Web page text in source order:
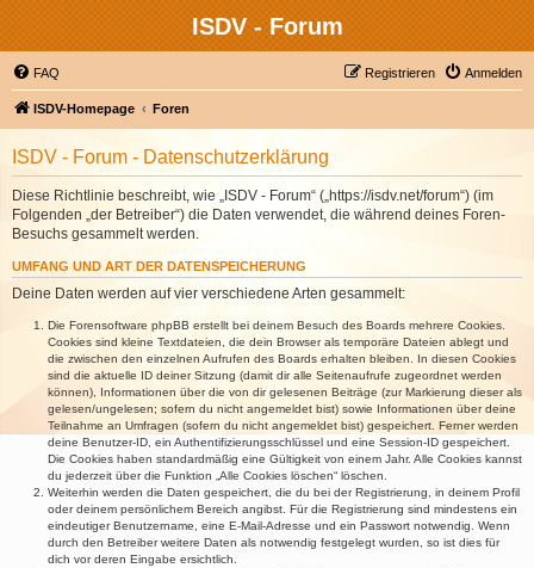
ISDV - Forum
FAQ Anmelden
Registrieren
ISDV-Homepage Foren
ISDV - Forum - Datenschutzerklärung
Diese Richtlinie beschreibt, wie „ISDV - Forum“ („https://isdv.net/forum“) (im
Folgenden „der Betreiber“) die Daten verwendet, die während deines Foren-
Besuchs gesammelt werden.
UMFANG UND ART DER DATENSPEICHERUNG
Deine Daten werden auf vier verschiedene Arten gesammelt:
Die Forensoftware phpBB erstellt bei deinem Besuch des Boards mehrere Cookies.
Cookies sind kleine Textdateien, die dein Browser als temporäre Dateien ablegt und
die zwischen den einzelnen Aufrufen des Boards erhalten bleiben. In diesen Cookies
sind die aktuelle ID deiner Sitzung (damit dir alle Seitenaufrufe zugeordnet werden
können), Informationen über die von dir gelesenen Beiträge (zur Markierung dieser als
gelesen/ungelesen; sofern du nicht angemeldet bist) sowie Informationen über deine
Teilnahme an Umfragen (sofern du nicht angemeldet bist) gespeichert. Ferner werden
deine Benutzer-ID, ein Authentifizierungsschlüssel und eine Session-ID gespeichert.
Die Cookies haben standardmäßig eine Gültigkeit von einem Jahr. Alle Cookies kannst
du jederzeit über die Funktion „Alle Cookies löschen“ löschen.
Weiterhin werden die Daten gespeichert, die du bei der Registrierung, in deinem Profil
oder deinem persönlichem Bereich angibst. Für die Registrierung sind mindestens ein
eindeutiger Benutzername, eine E-Mail-Adresse und ein Passwort notwendig. Wenn
durch den Betreiber weitere Daten als notwendig festgelegt wurden, so ist dies für
dich vor deren Eingabe ersichtlich.